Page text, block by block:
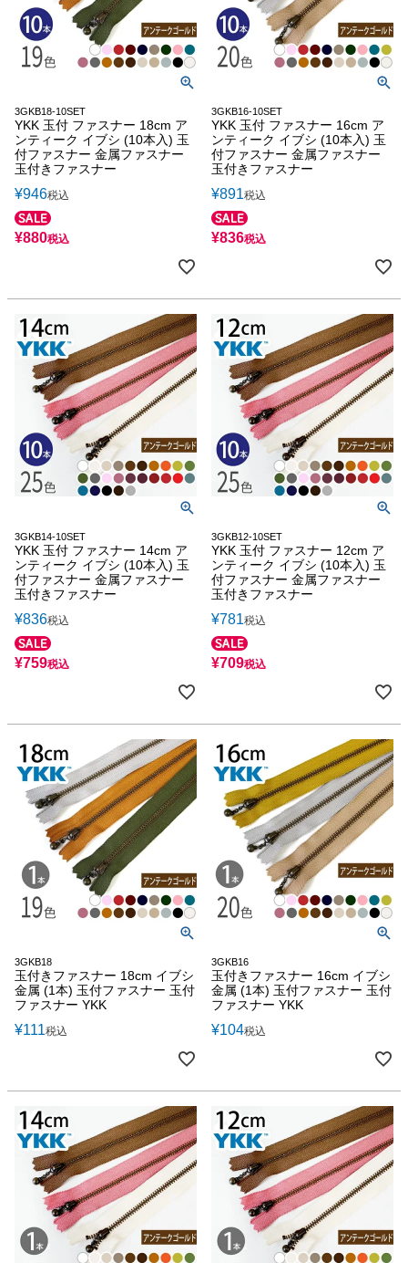
3GKB18-10SET
YKK 玉付 ファスナー 18cm ア
ンティーク イブシ (10本入) 玉
付ファスナー 金属ファスナー
玉付きファスナー
¥946税込
¥880税込
3GKB16-10SET
YKK 玉付 ファスナー 16cm ア
ンティーク イブシ (10本入) 玉
付ファスナー 金属ファスナー
玉付きファスナー
¥891税込
¥836税込
3GKB14-10SET
YKK 玉付 ファスナー 14cm ア
ンティーク イブシ (10本入) 玉
付ファスナー 金属ファスナー
玉付きファスナー
¥836税込
¥759税込
3GKB12-10SET
YKK 玉付 ファスナー 12cm ア
ンティーク イブシ (10本入) 玉
付ファスナー 金属ファスナー
玉付きファスナー
¥781税込
¥709税込
3GKB18
玉付きファスナー 18cm イブシ
金属 (1本) 玉付ファスナー 玉付
ファスナー YKK
¥111税込
3GKB16
玉付きファスナー 16cm イブシ
金属 (1本) 玉付ファスナー 玉付
ファスナー YKK
¥104税込